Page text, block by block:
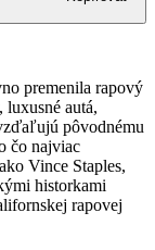
premenila rapový
luxusné autá,
pôvodnému
čo najviac
Vince Staples,
historkami
rapovej